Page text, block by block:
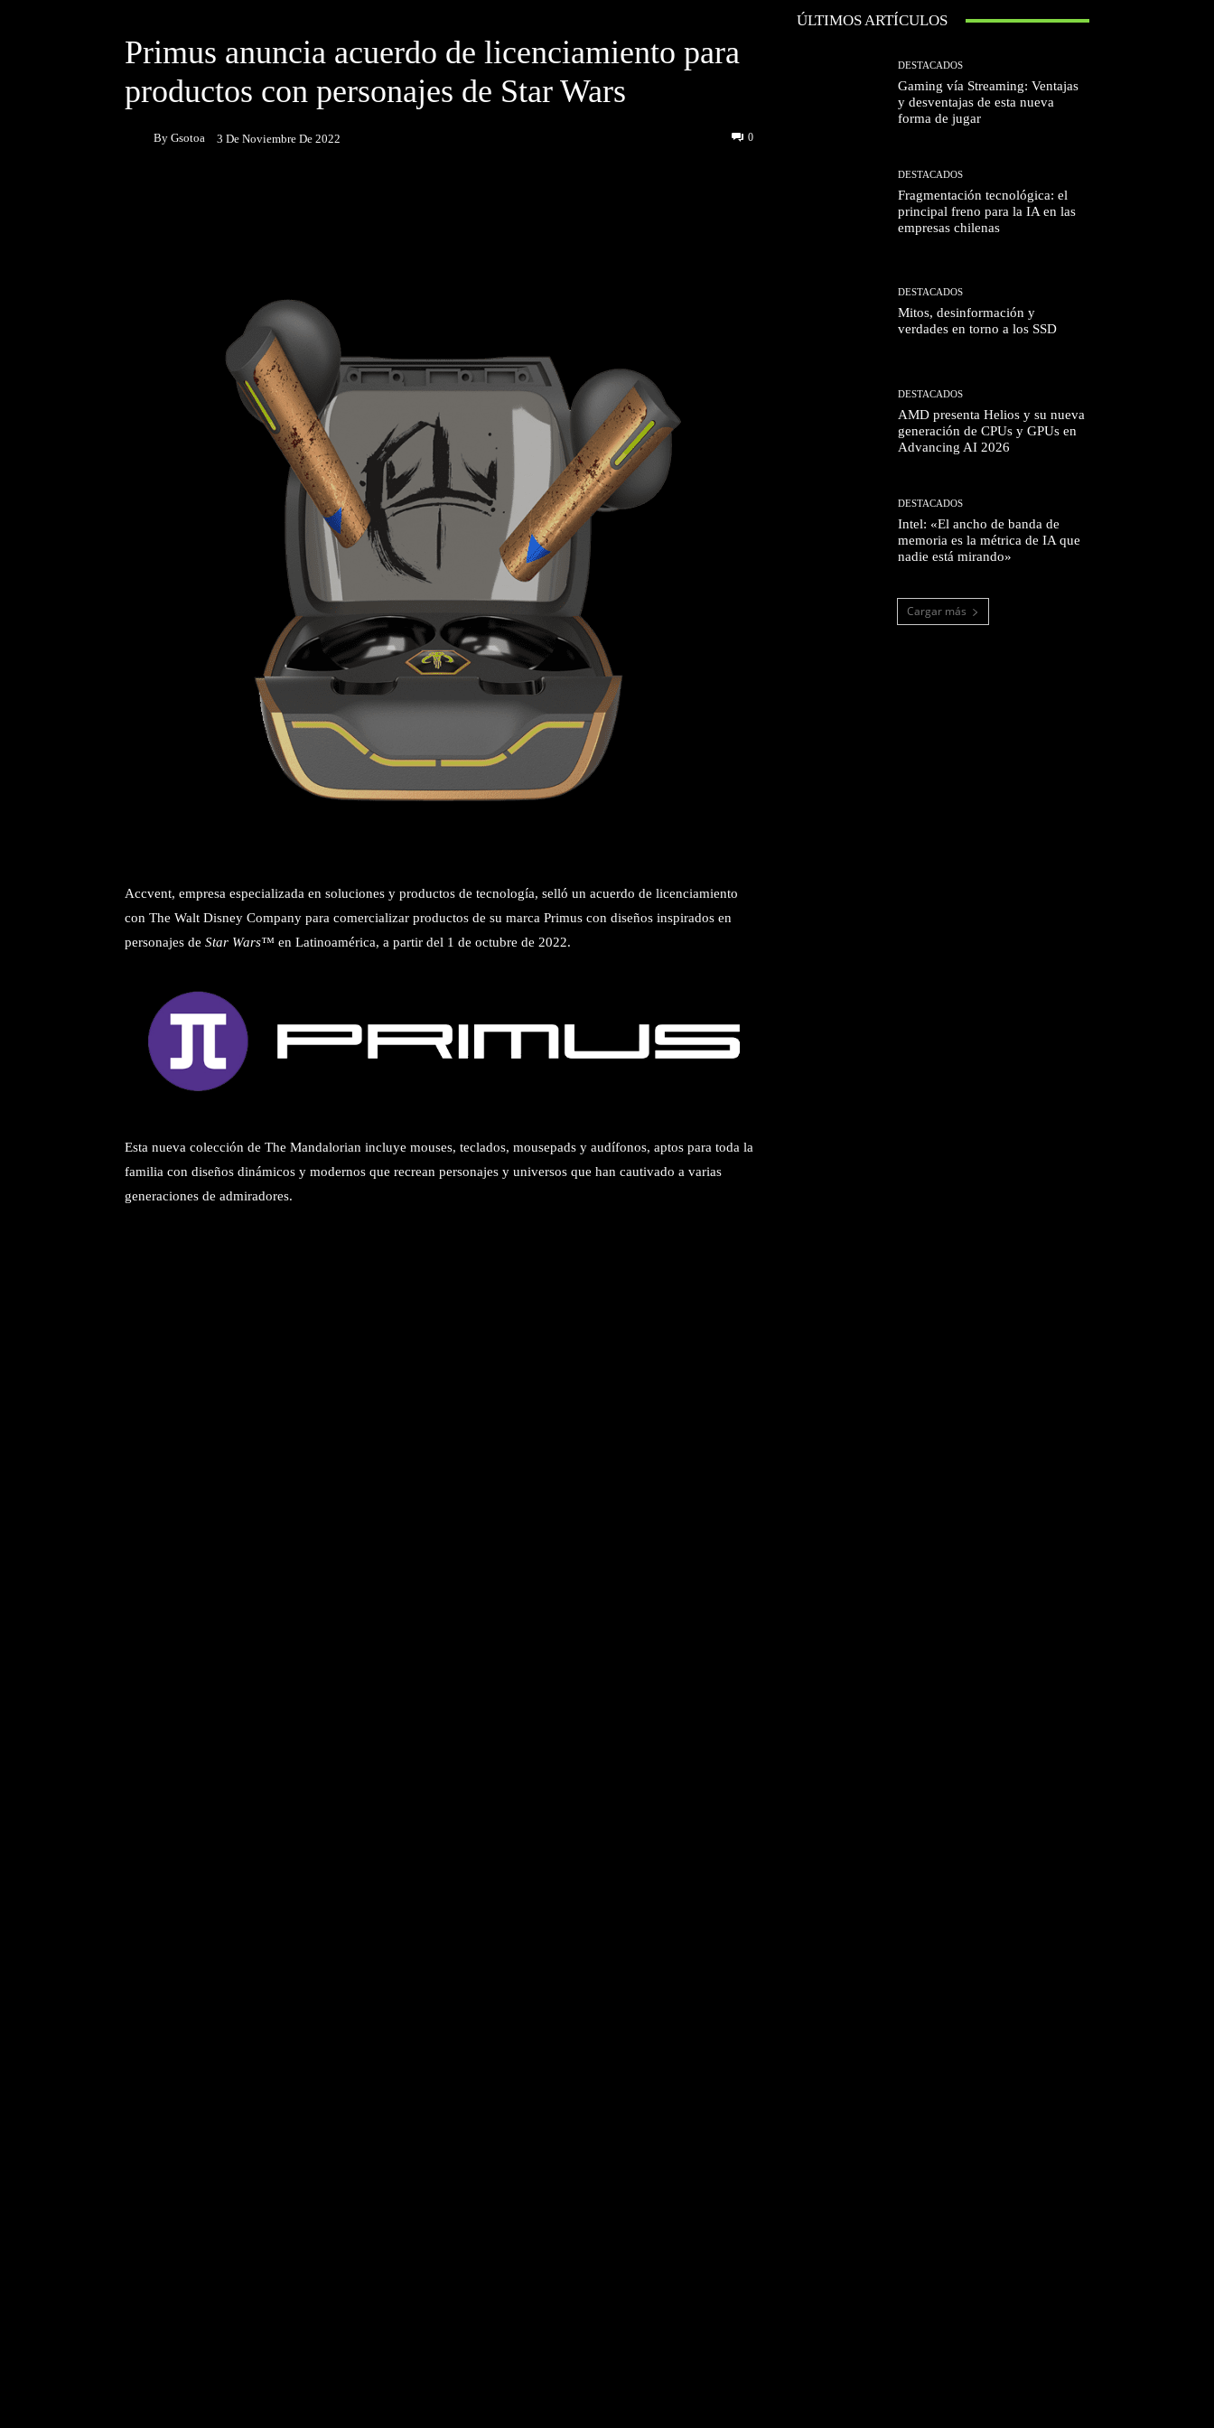
Primus anuncia acuerdo de licenciamiento para
productos con personajes de Star Wars
By Gsotoa 3 De Noviembre De 2022 0
Accvent, empresa especializada en soluciones y productos de tecnología, selló un acuerdo de licenciamiento
con The Walt Disney Company para comercializar productos de su marca Primus con diseños inspirados en
personajes de Star Wars™ en Latinoamérica, a partir del 1 de octubre de 2022.
Esta nueva colección de The Mandalorian incluye mouses, teclados, mousepads y audífonos, aptos para toda la
familia con diseños dinámicos y modernos que recrean personajes y universos que han cautivado a varias
generaciones de admiradores.
ÚLTIMOS ARTÍCULOS
DESTACADOS
Gaming vía Streaming: Ventajas
y desventajas de esta nueva
forma de jugar
DESTACADOS
Fragmentación tecnológica: el
principal freno para la IA en las
empresas chilenas
DESTACADOS
Mitos, desinformación y
verdades en torno a los SSD
DESTACADOS
AMD presenta Helios y su nueva
generación de CPUs y GPUs en
Advancing AI 2026
DESTACADOS
Intel: «El ancho de banda de
memoria es la métrica de IA que
nadie está mirando»
Cargar más